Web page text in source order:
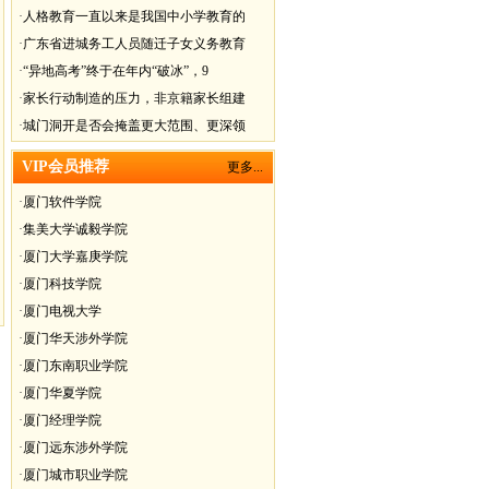
· 人格教育一直以来是我国中小学教育的
·广东省进城务工人员随迁子女义务教育
·“异地高考”终于在年内“破冰”，9
·家长行动制造的压力，非京籍家长组建
·城门洞开是否会掩盖更大范围、更深领
VIP会员推荐 更多...
·厦门软件学院
·集美大学诚毅学院
·厦门大学嘉庚学院
·厦门科技学院
·厦门电视大学
·厦门华天涉外学院
·厦门东南职业学院
·厦门华夏学院
·厦门经理学院
·厦门远东涉外学院
·厦门城市职业学院